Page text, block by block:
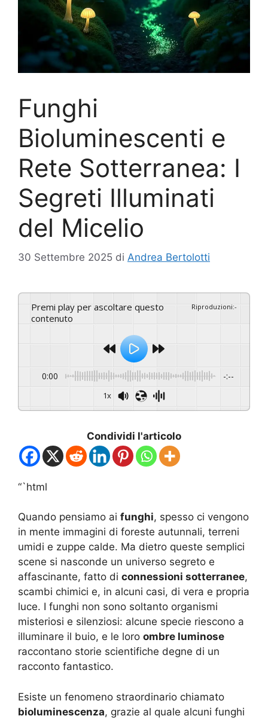
Funghi
Bioluminescenti e
Rete Sotterranea: I
Segreti Illuminati
del Micelio
30 Settembre 2025 di Andrea Bertolotti
Premi play per ascoltare questo
contenuto
Riproduzioni:-
0:00 -:--
1x
Condividi l'articolo
“`html
Quando pensiamo ai funghi, spesso ci vengono
in mente immagini di foreste autunnali, terreni
umidi e zuppe calde. Ma dietro queste semplici
scene si nasconde un universo segreto e
affascinante, fatto di connessioni sotterranee,
scambi chimici e, in alcuni casi, di vera e propria
luce. I funghi non sono soltanto organismi
misteriosi e silenziosi: alcune specie riescono a
illuminare il buio, e le loro ombre luminose
raccontano storie scientifiche degne di un
racconto fantastico.
Esiste un fenomeno straordinario chiamato
bioluminescenza, grazie al quale alcuni funghi